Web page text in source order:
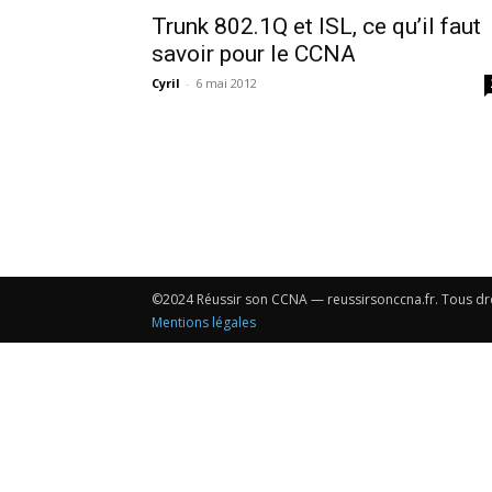
Trunk 802.1Q et ISL, ce qu’il faut
savoir pour le CCNA
Cyril - 6 mai 2012
©2024 Réussir son CCNA — reussirsonccna.fr. Tous
Mentions légales